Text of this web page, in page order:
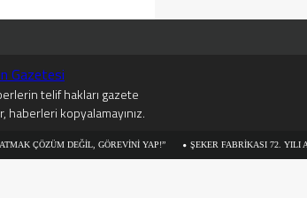
telif hakları gazete
haberleri kopyalamayınız.
DEĞİL, GÖREVİNİ YAP!” ŞEKER FABRİKASI 72. YILI AÇILIŞ